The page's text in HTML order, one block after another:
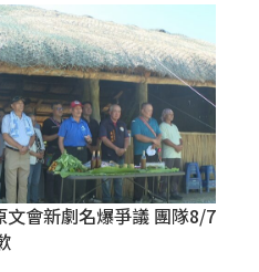
文會新劇名爆爭議 團隊8/7